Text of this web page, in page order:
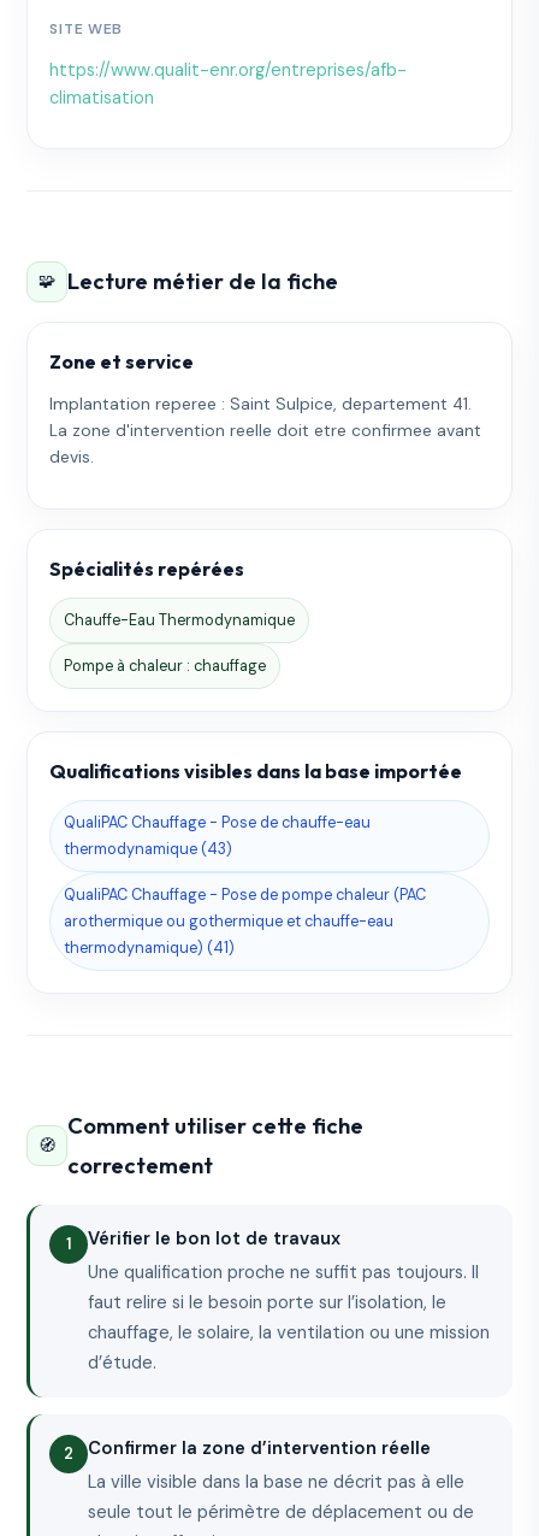
SITE WEB
https://www.qualit-enr.org/entreprises/afb-
climatisation
🧩 Lecture métier de la fiche
Zone et service
Implantation reperee : Saint Sulpice, departement 41.
La zone d'intervention reelle doit etre confirmee avant
devis.
Spécialités repérées
Chauffe-Eau Thermodynamique
Pompe à chaleur : chauffage
Qualifications visibles dans la base importée
QualiPAC Chauffage - Pose de chauffe-eau
thermodynamique (43)
QualiPAC Chauffage - Pose de pompe chaleur (PAC
arothermique ou gothermique et chauffe-eau
thermodynamique) (41)
🧭
Comment utiliser cette fiche
correctement
Vérifier le bon lot de travaux
Une qualification proche ne suffit pas toujours. Il
faut relire si le besoin porte sur l’isolation, le
chauffage, le solaire, la ventilation ou une mission
d’étude.
Confirmer la zone d’intervention réelle
La ville visible dans la base ne décrit pas à elle
seule tout le périmètre de déplacement ou de